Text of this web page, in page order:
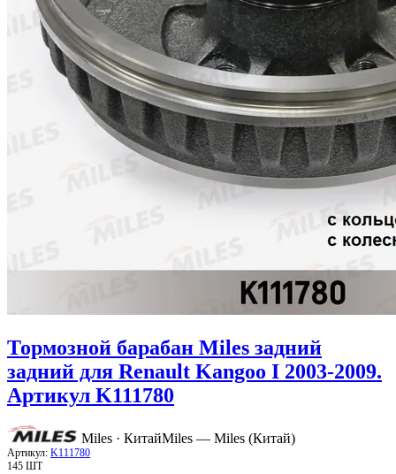
Тормозной барабан Miles задний
задний для Renault Kangoo I 2003-2009.
Артикул K111780
Miles · КитайMiles — Miles (Китай)
Артикул: K111780
145 ШТ